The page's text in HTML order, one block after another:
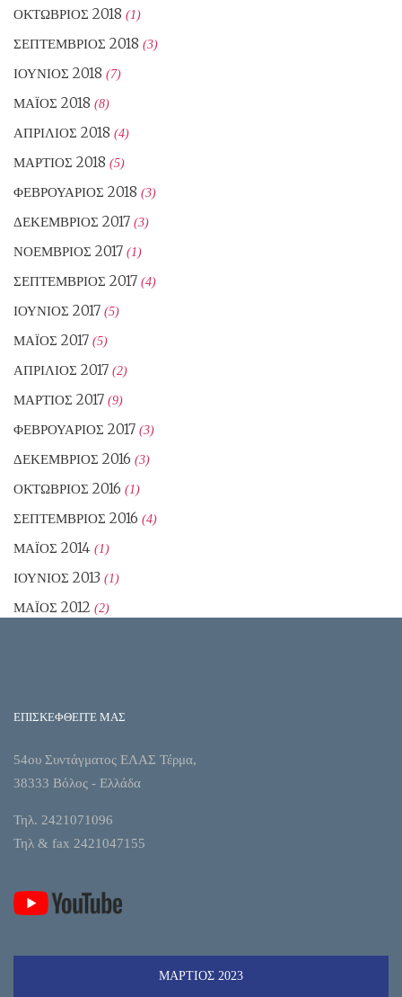
ΟΚΤΏΒΡΙΟΣ 2018 (1)
ΣΕΠΤΈΜΒΡΙΟΣ 2018 (3)
ΙΟΎΝΙΟΣ 2018 (7)
ΜΆΙΟΣ 2018 (8)
ΑΠΡΊΛΙΟΣ 2018 (4)
ΜΆΡΤΙΟΣ 2018 (5)
ΦΕΒΡΟΥΆΡΙΟΣ 2018 (3)
ΔΕΚΈΜΒΡΙΟΣ 2017 (3)
ΝΟΈΜΒΡΙΟΣ 2017 (1)
ΣΕΠΤΈΜΒΡΙΟΣ 2017 (4)
ΙΟΎΝΙΟΣ 2017 (5)
ΜΆΙΟΣ 2017 (5)
ΑΠΡΊΛΙΟΣ 2017 (2)
ΜΆΡΤΙΟΣ 2017 (9)
ΦΕΒΡΟΥΆΡΙΟΣ 2017 (3)
ΔΕΚΈΜΒΡΙΟΣ 2016 (3)
ΟΚΤΏΒΡΙΟΣ 2016 (1)
ΣΕΠΤΈΜΒΡΙΟΣ 2016 (4)
ΜΆΙΟΣ 2014 (1)
ΙΟΎΝΙΟΣ 2013 (1)
ΜΆΙΟΣ 2012 (2)
ΕΠΙΣΚΕΦΘΕΙΤΕ ΜΑΣ
54ου Συντάγματος ΕΛΑΣ Τέρμα,
38333 Βόλος - Ελλάδα
Τηλ. 2421071096
Τηλ & fax 2421047155
ΜΆΡΤΙΟΣ 2023